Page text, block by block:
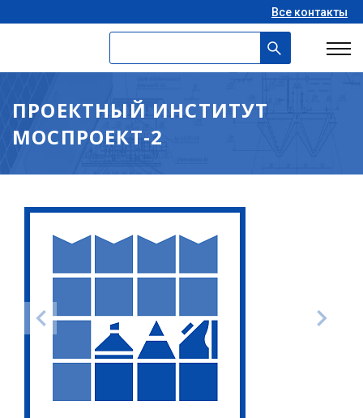
Все контакты
ПРОЕКТНЫЙ ИНСТИТУТ
МОСПРОЕКТ-2